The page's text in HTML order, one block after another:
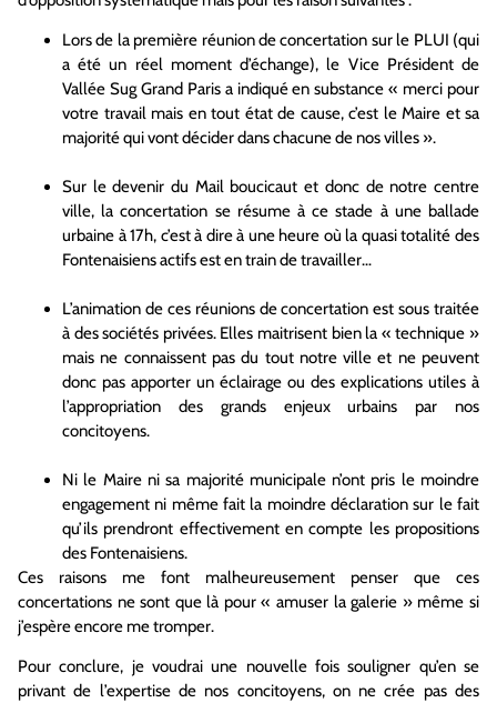
Lors de la première réunion de concertation sur le PLUI (qui
a été un réel moment d’échange), le Vice Président de
Vallée Sug Grand Paris a indiqué en substance « merci pour
votre travail mais en tout état de cause, c’est le Maire et sa
majorité qui vont décider dans chacune de nos villes ».
Sur le devenir du Mail boucicaut et donc de notre centre
ville, la concertation se résume à ce stade à une ballade
urbaine à 17h, c’est à dire à une heure où la quasi totalité des
Fontenaisiens actifs est en train de travailler…
L’animation de ces réunions de concertation est sous traitée
à des sociétés privées. Elles maitrisent bien la « technique »
mais ne connaissent pas du tout notre ville et ne peuvent
donc pas apporter un éclairage ou des explications utiles à
l’appropriation des grands enjeux urbains par nos
concitoyens.
Ni le Maire ni sa majorité municipale n’ont pris le moindre
engagement ni même fait la moindre déclaration sur le fait
qu’ils prendront effectivement en compte les propositions
des Fontenaisiens.
Ces raisons me font malheureusement penser que ces
concertations ne sont que là pour « amuser la galerie » même si
j’espère encore me tromper.
Pour conclure, je voudrai une nouvelle fois souligner qu’en se
privant de l’expertise de nos concitoyens, on ne crée pas des